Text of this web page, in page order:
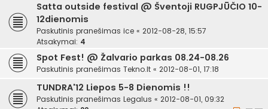
Satta outside festival @ Šventoji RUGPJŪČIO 10-
12dienomis
Paskutinis pranešimas ice « 2012-08-28, 15:57
Atsakymai: 4
Spot Fest! @ Žalvario parkas 08.24-08.26
Paskutinis pranešimas Tekno.lt « 2012-08-01, 17:18
TUNDRA'12 Liepos 5-8 Dienomis !!
Paskutinis pranešimas Legalus « 2012-08-01, 09:32